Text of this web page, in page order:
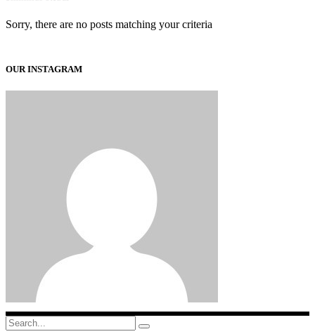
Sorry, there are no posts matching your criteria
OUR INSTAGRAM
Search